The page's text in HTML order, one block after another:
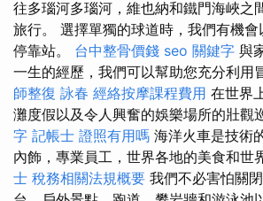
往多瑙河多瑙河，維也納和鐵門海峽之
旅行。 選擇單獨的球道時，我們有機
停靠站。 台中整骨價錢 seo 關鍵字 與
一生的經歷，我們可以幫助您充分利用
師整復 詠春 經絡按摩課程費用 在世界
灘度假以及令人興奮的娛樂場所的壯觀
字 記帳士 證照有用嗎 海洋火車是技術
內飾，專業員工，世界各地的美食和世
士 稅務相關法規概要 我們不必害怕關